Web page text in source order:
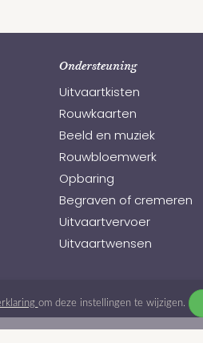
om deze instellingen te wijzigen.
Ondersteuning
Uitvaartkisten
Rouwkaarten
Beeld en muziek
Rouwbloemwerk
Opbaring
Begraven of cremeren
Uitvaartvervoer
Uitvaartwensen